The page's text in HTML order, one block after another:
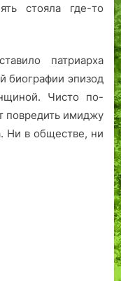
стояла где-то
патриарха
биографии эпизод
Чисто по-
повредить имиджу
Ни в обществе, ни